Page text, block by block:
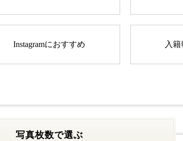
Instagramにおすすめ 入
写真枚数で選ぶ